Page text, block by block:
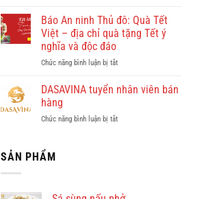
–
Báo
Bình
Online
tin
cho
thuê
giúp
theo
ở
giá
khảo
quà
tết
cấp
doanh
độc
Báo An ninh Thủ đô: Quà Tết
Việt – địa chỉ quà tặng Tết ý
nghĩa và độc đáo
Chức năng bình luận bị tắtở
An
đô:
DASAVINA tuyển nhân viên bán
hàng
Chức năng bình luận bị tắtở
SẢN PHẨM